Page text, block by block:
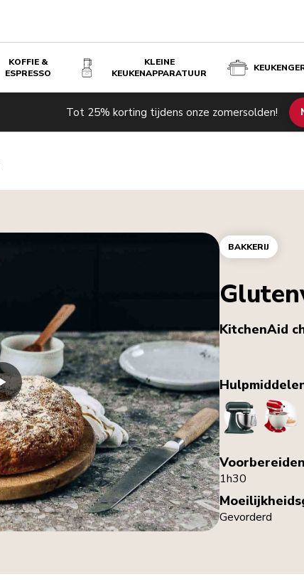
KOFFIE &
ESPRESSO
KLEINE
KEUKENAPPARATUUR
Tot 25% korting tijdens onze zomersolden!
BAKKERIJ
KitchenAid
StandMixer
Voorbereiden
1h30
Gevorderd